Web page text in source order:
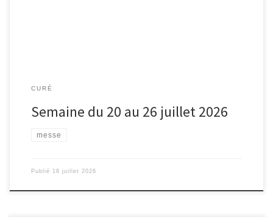
CURÉ
Semaine du 20 au 26 juillet 2026
messe
Publié 18 juillet 2026